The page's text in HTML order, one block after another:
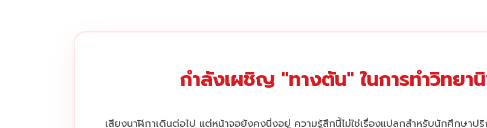
กำลังเผชิญ "ทางตัน" ในการทำวิทยา
เสียงนาฬิกาเดินต่อไป แต่หน้าจอยังคงนิ่งอยู่ ความรู้สึกนี้ไม่ใช่เรื่องแปลกสำหรับนักศึกษาป